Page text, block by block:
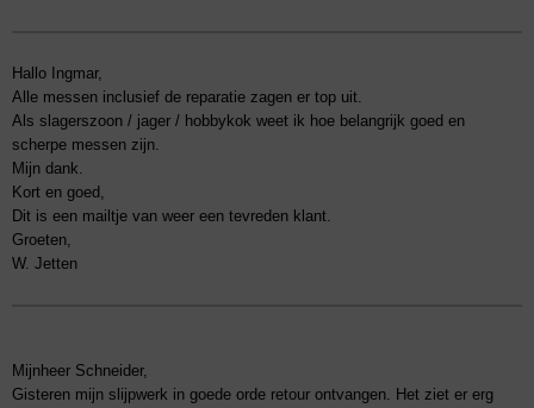
Hallo Ingmar,
Alle messen inclusief de reparatie zagen er top uit.
Als slagerszoon / jager / hobbykok weet ik hoe belangrijk goed en
scherpe messen zijn.
Mijn dank.
Kort en goed,
Dit is een mailtje van weer een tevreden klant.
Groeten,
W. Jetten
Mijnheer Schneider,
Gisteren mijn slijpwerk in goede orde retour ontvangen. Het ziet er erg